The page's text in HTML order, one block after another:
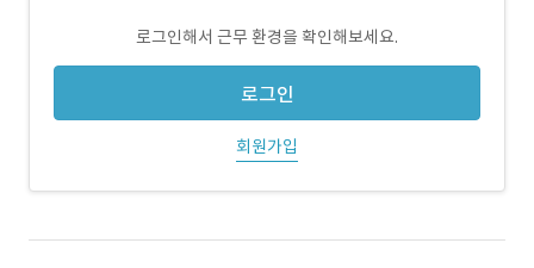
로그인해서 근무 환경을 확인해보세요.
로그인
회원가입